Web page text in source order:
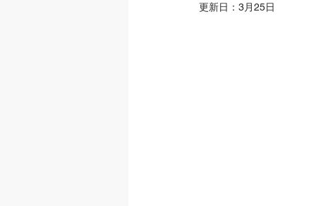
更新日： 3月25日